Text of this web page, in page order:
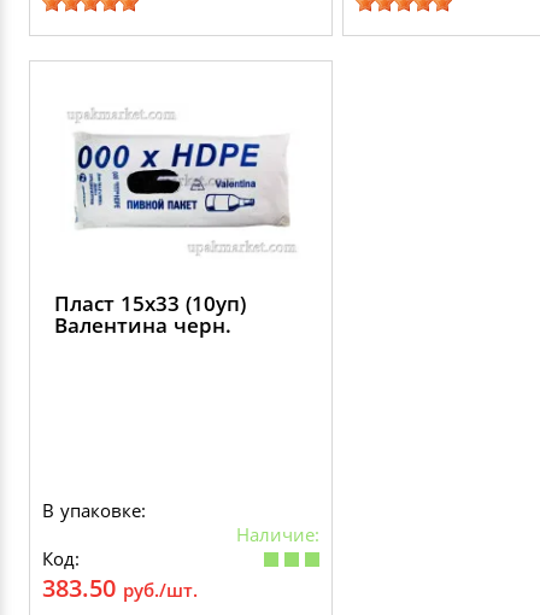
Пласт 15х33 (10уп)
Валентина черн.
В упаковке:
Наличие:
Код:
383.50 руб./шт.